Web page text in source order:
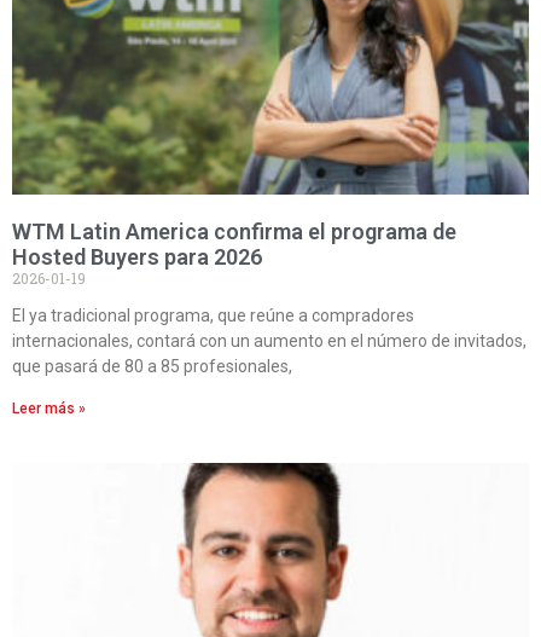
WTM Latin America confirma el programa de
Hosted Buyers para 2026
2026-01-19
El ya tradicional programa, que reúne a compradores
internacionales, contará con un aumento en el número de invitados,
que pasará de 80 a 85 profesionales,
Leer más »